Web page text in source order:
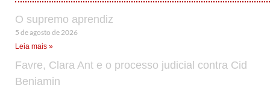
O supremo aprendiz
5 de agosto de 2026
Leia mais »
Favre, Clara Ant e o processo judicial contra Cid
Benjamin